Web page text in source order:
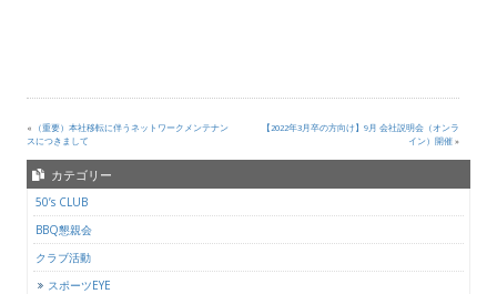
«
（重要）本社移転に伴うネットワークメンテナン
スにつきまして
【2022年3月卒の方向け】9月 会社説明会（オンラ
イン）開催 »
カテゴリー
50’s CLUB
BBQ懇親会
クラブ活動
スポーツEYE